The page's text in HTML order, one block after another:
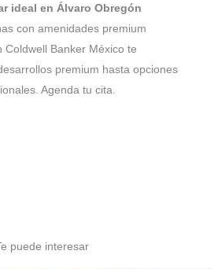
ideal en Álvaro Obregón
con amenidades premium
Coldwell Banker México te
premium hasta opciones
Agenda tu cita.
puede interesar